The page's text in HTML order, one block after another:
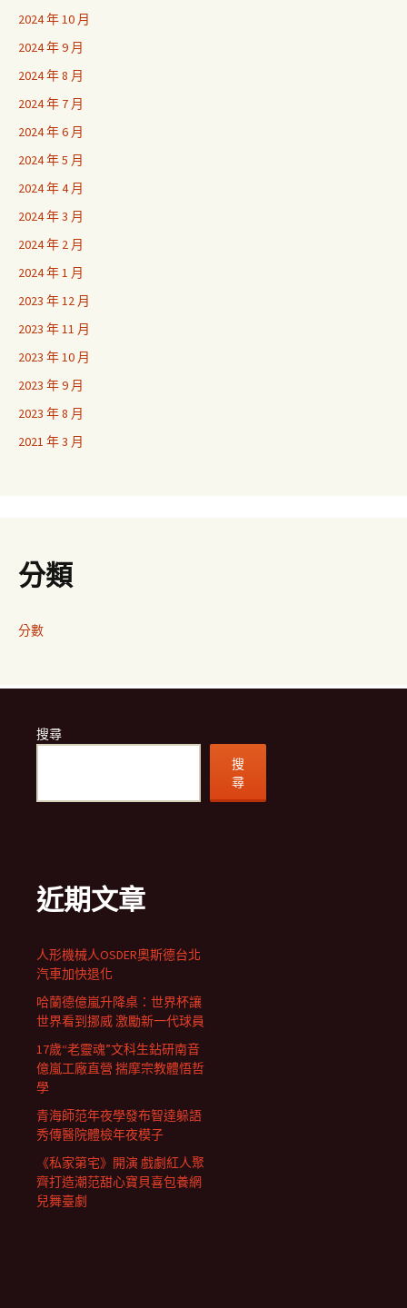
2024 年 10 月
2024 年 9 月
2024 年 8 月
2024 年 7 月
2024 年 6 月
2024 年 5 月
2024 年 4 月
2024 年 3 月
2024 年 2 月
2024 年 1 月
2023 年 12 月
2023 年 11 月
2023 年 10 月
2023 年 9 月
2023 年 8 月
2021 年 3 月
分類
分數
搜尋
搜
尋
近期文章
人形機械人OSDER奧斯德台北
汽車加快退化
哈蘭德億嵐升降桌：世界杯讓
世界看到挪威 激勵新一代球員
17歲“老靈魂”文科生鉆研南音
億嵐工廠直營 揣摩宗教體悟哲
學
青海師范年夜學發布智達躲語
秀傳醫院體檢年夜模子
《私家第宅》開演 戲劇紅人聚
齊打造潮范甜心寶貝喜包養網
兒舞臺劇